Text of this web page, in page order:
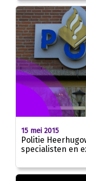
15 mei 2015
Politie
specialisten en